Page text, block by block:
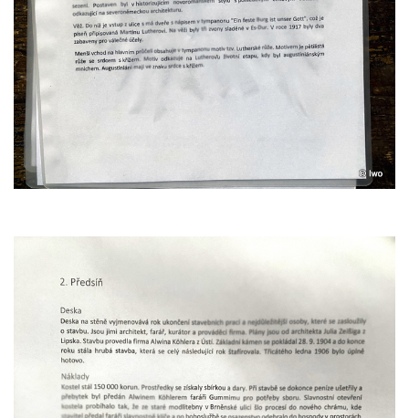
Kostel svatého Vendelína v Perštejně
Kostel Nejsvětější Trojice v Klášterci nad
Evangelická modlitebna u autobusového
Kaple svaté Apolónie v Cítolibech
Kaple svatého Floriána ve Veltěži
Kaple západně od Veltěž u silnice do
Černčic
Kaple Panny Marie Růžencové na návsi v